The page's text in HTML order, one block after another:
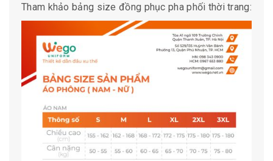
Tham khảo bảng size đồng phục pha phối thời trang: